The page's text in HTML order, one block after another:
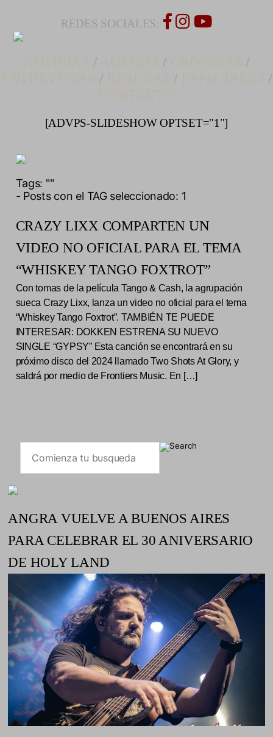
REDES SOCIALES:
/ /
/
/ /
/
[ADVPS-SLIDESHOW OPTSET="1"]
Tags: ""
- Posts con el TAG seleccionado: 1
CRAZY LIXX COMPARTEN UN
VIDEO NO OFICIAL PARA EL TEMA
“WHISKEY TANGO FOXTROT”
Con tomas de la película Tango & Cash, la agrupación
sueca Crazy Lixx, lanza un video no oficial para el tema
“Whiskey Tango Foxtrot”. TAMBIÉN TE PUEDE
INTERESAR: DOKKEN ESTRENA SU NUEVO
SINGLE “GYPSY” Esta canción se encontrará en su
próximo disco del 2024 llamado Two Shots At Glory, y
saldrá por medio de Frontiers Music. En […]
ANGRA VUELVE A BUENOS AIRES
PARA CELEBRAR EL 30 ANIVERSARIO
DE HOLY LAND